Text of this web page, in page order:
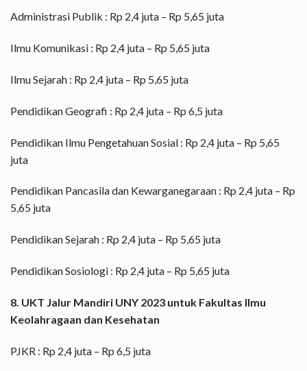
Administrasi Publik : Rp 2,4 juta – Rp 5,65 juta
Ilmu Komunikasi : Rp 2,4 juta – Rp 5,65 juta
Ilmu Sejarah : Rp 2,4 juta – Rp 5,65 juta
Pendidikan Geografi : Rp 2,4 juta – Rp 6,5 juta
Pendidikan Ilmu Pengetahuan Sosial : Rp 2,4 juta – Rp 5,65
juta
Pendidikan Pancasila dan Kewarganegaraan : Rp 2,4 juta – Rp
5,65 juta
Pendidikan Sejarah : Rp 2,4 juta – Rp 5,65 juta
Pendidikan Sosiologi : Rp 2,4 juta – Rp 5,65 juta
8. UKT Jalur Mandiri UNY 2023 untuk Fakultas Ilmu
Keolahragaan dan Kesehatan
PJKR : Rp 2,4 juta – Rp 6,5 juta